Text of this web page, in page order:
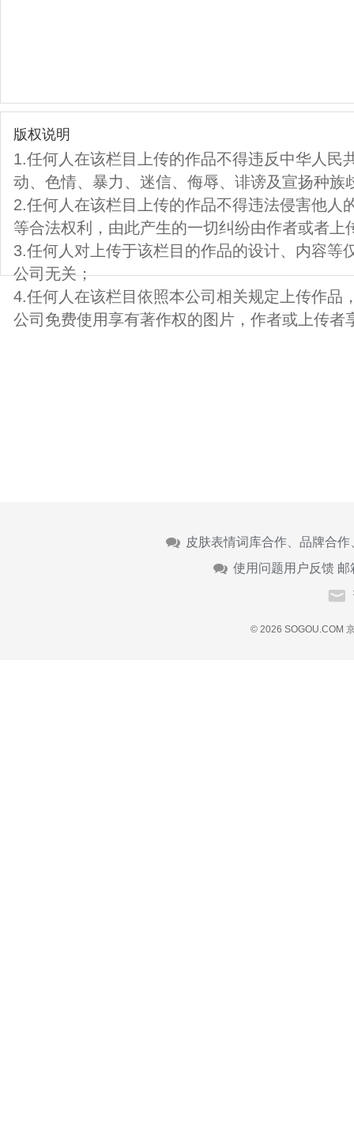
版权说明
1.任何人在该栏目上传的作品不得违反中华人民
动、色情、暴力、迷信、侮辱、诽谤及宣扬种族
2.任何人在该栏目上传的作品不得违法侵害他人
等合法权利，由此产生的一切纠纷由作者或者上
3.任何人对上传于该栏目的作品的设计、内容等
公司无关；
4.任何人在该栏目依照本公司相关规定上传作品
公司免费使用享有著作权的图片，作者或上传者
皮肤表情词库合作、品牌合
使用问题用户反馈 邮
© 2026 SOGOU.COM